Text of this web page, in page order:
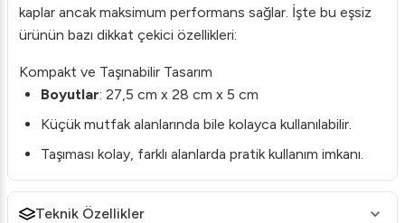
kaplar ancak maksimum performans sağlar. İşte bu eşsiz
ürünün bazı dikkat çekici özellikleri:
Kompakt ve Taşınabilir Tasarım
Boyutlar: 27,5 cm x 28 cm x 5 cm
Küçük mutfak alanlarında bile kolayca kullanılabilir.
Taşıması kolay, farklı alanlarda pratik kullanım imkanı.
Yüksek Verimlilik
İndüksiyon Teknolojisi
Teknik Özellikler